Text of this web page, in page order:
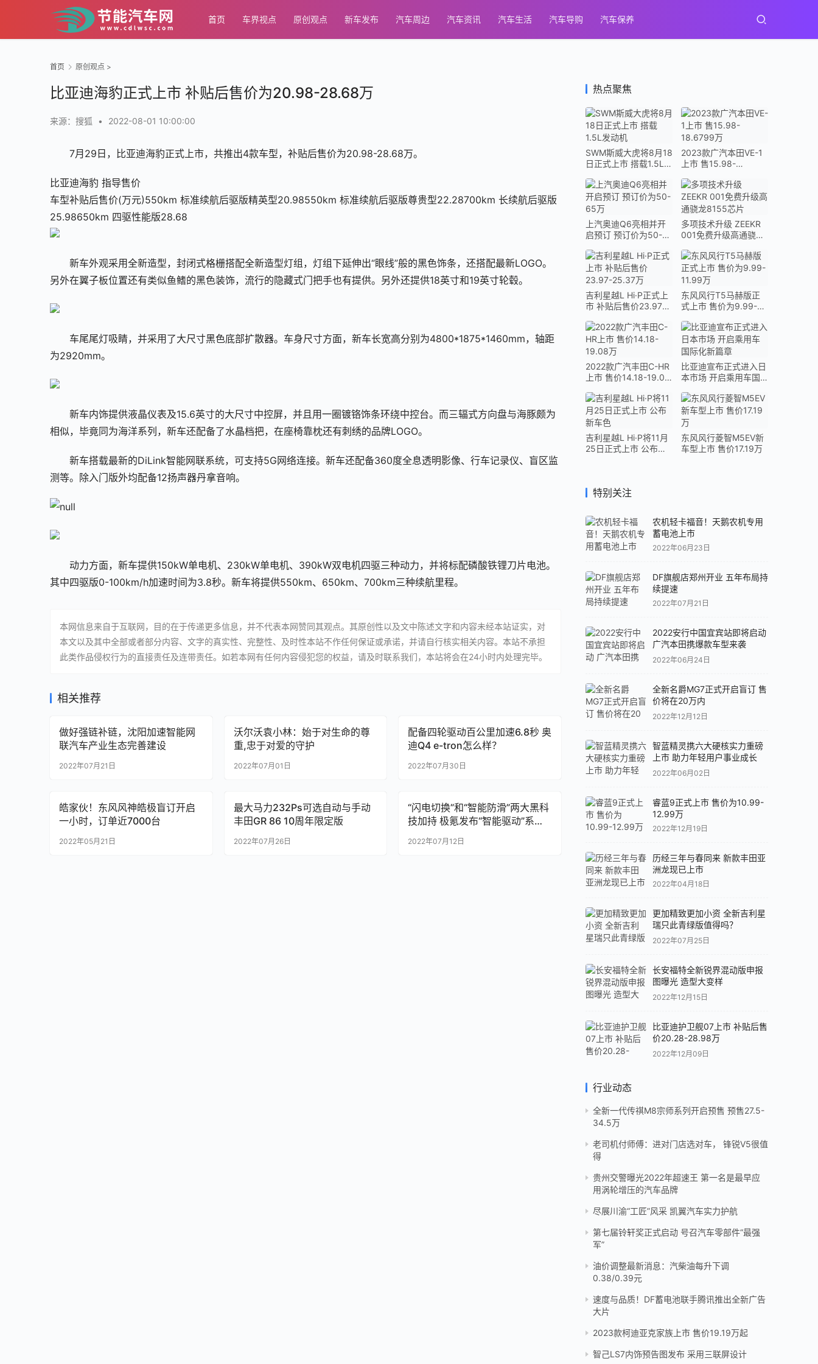
首页 车界视点 原创观点 新车发布 汽车周边 汽车资讯 汽车生活 汽车导购 汽车保养
首页 原创观点 >
比亚迪海豹正式上市 补贴后售价为20.98-28.68万
来源：搜狐 • 2022-08-01 10:00:00
7月29日，比亚迪海豹正式上市，共推出4款车型，补贴后售价为20.98-28.68万。
比亚迪海豹 指导售价
车型补贴后售价(万元)550km 标准续航后驱版精英型20.98550km 标准续航后驱版尊贵型22.28700km 长续航后驱版
25.98650km 四驱性能版28.68
新车外观采用全新造型，封闭式格栅搭配全新造型灯组，灯组下延伸出“眼线”般的黑色饰条，还搭配最新LOGO。
另外在翼子板位置还有类似鱼鳍的黑色装饰，流行的隐藏式门把手也有提供。另外还提供18英寸和19英寸轮毂。
车尾尾灯吸睛，并采用了大尺寸黑色底部扩散器。车身尺寸方面，新车长宽高分别为4800*1875*1460mm，轴距
为2920mm。
新车内饰提供液晶仪表及15.6英寸的大尺寸中控屏，并且用一圈镀铬饰条环绕中控台。而三辐式方向盘与海豚颇为
相似，毕竟同为海洋系列，新车还配备了水晶档把，在座椅靠枕还有刺绣的品牌LOGO。
新车搭载最新的DiLink智能网联系统，可支持5G网络连接。新车还配备360度全息透明影像、行车记录仪、盲区监
测等。除入门版外均配备12扬声器丹拿音响。
动力方面，新车提供150kW单电机、230kW单电机、390kW双电机四驱三种动力，并将标配磷酸铁锂刀片电池。
其中四驱版0-100km/h加速时间为3.8秒。新车将提供550km、650km、700km三种续航里程。
本网信息来自于互联网，目的在于传递更多信息，并不代表本网赞同其观点。其原创性以及文中陈述文字和内容未经本站证实，对
本文以及其中全部或者部分内容、文字的真实性、完整性、及时性本站不作任何保证或承诺，并请自行核实相关内容。本站不承担
此类作品侵权行为的直接责任及连带责任。如若本网有任何内容侵犯您的权益，请及时联系我们，本站将会在24小时内处理完毕。
相关推荐
做好强链补链，沈阳加速智能网
联汽车产业生态完善建设
2022年07月21日
沃尔沃袁小林：始于对生命的尊
重,忠于对爱的守护
2022年07月01日
配备四轮驱动百公里加速6.8秒 奥
迪Q4 e-tron怎么样？
2022年07月30日
皓家伙！东风风神皓极盲订开启
一小时，订单近7000台
2022年05月21日
最大马力232Ps可选自动与手动
丰田GR 86 10周年限定版
2022年07月26日
“闪电切换”和“智能防滑”两大黑科
技加持 极氪发布“智能驱动”系统
重新定义高性能纯电赛道
2022年07月12日
热点聚焦
SWM斯威大虎将8月18
日正式上市 搭载1.5L发
2023款广汽本田VE-1
上市 售15.98-
上汽奥迪Q6亮相并开
启预订 预订价为50-
多项技术升级 ZEEKR
001免费升级高通骁龙
吉利星越L Hi·P正式上
市 补贴后售价23.97-
东风风行T5马赫版正
式上市 售价为9.99-
2022款广汽丰田C-HR
上市 售价14.18-19.08
比亚迪宣布正式进入日
本市场 开启乘用车国
吉利星越L Hi·P将11月
25日正式上市 公布新
东风风行菱智M5EV新
车型上市 售价17.19万
特别关注
农机轻卡福音！天鹅农机专用
蓄电池上市
2022年06月23日
DF旗舰店郑州开业 五年布局持
续提速
2022年07月21日
2022安行中国宜宾站即将启动
广汽本田携爆款车型来袭
2022年06月24日
全新名爵MG7正式开启盲订 售
价将在20万内
2022年12月12日
智蓝精灵携六大硬核实力重磅
上市 助力年轻用户事业成长
2022年06月02日
睿蓝9正式上市 售价为10.99-
12.99万
2022年12月19日
历经三年与春同来 新款丰田亚
洲龙现已上市
2022年04月18日
更加精致更加小资 全新吉利星
瑞只此青绿版值得吗？
2022年07月25日
长安福特全新锐界混动版申报
图曝光 造型大变样
2022年12月15日
比亚迪护卫舰07上市 补贴后售
价20.28-28.98万
2022年12月09日
行业动态
全新一代传祺M8宗师系列开启预售 预售27.5-
34.5万
老司机付师傅：进对门店选对车， 锋锐V5很值
得
贵州交警曝光2022年超速王 第一名是最早应
用涡轮增压的汽车品牌
尽展川渝“工匠”风采 凯翼汽车实力护航
第七届铃轩奖正式启动 号召汽车零部件“最强
军”
油价调整最新消息：汽柴油每升下调
0.38/0.39元
速度与品质！DF蓄电池联手腾讯推出全新广告
大片
2023款柯迪亚克家族上市 售价19.19万起
智己LS7内饰预告图发布 采用三联屏设计